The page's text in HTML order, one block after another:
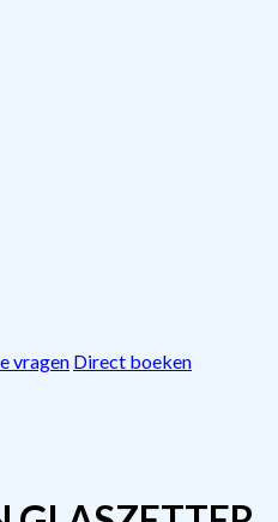
vragen Direct boeken